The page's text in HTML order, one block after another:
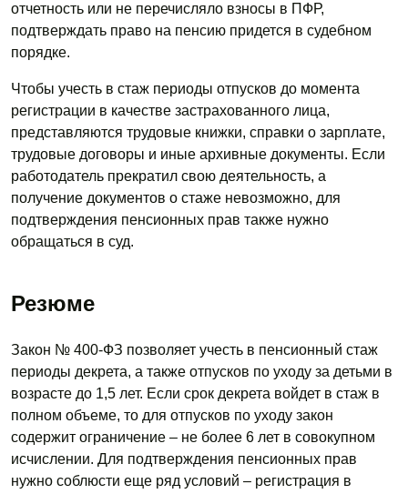
отчетность или не перечисляло взносы в ПФР,
подтверждать право на пенсию придется в судебном
порядке.
Чтобы учесть в стаж периоды отпусков до момента
регистрации в качестве застрахованного лица,
представляются трудовые книжки, справки о зарплате,
трудовые договоры и иные архивные документы. Если
работодатель прекратил свою деятельность, а
получение документов о стаже невозможно, для
подтверждения пенсионных прав также нужно
обращаться в суд.
Резюме
Закон № 400-ФЗ позволяет учесть в пенсионный стаж
периоды декрета, а также отпусков по уходу за детьми в
возрасте до 1,5 лет. Если срок декрета войдет в стаж в
полном объеме, то для отпусков по уходу закон
содержит ограничение – не более 6 лет в совокупном
исчислении. Для подтверждения пенсионных прав
нужно соблюсти еще ряд условий – регистрация в